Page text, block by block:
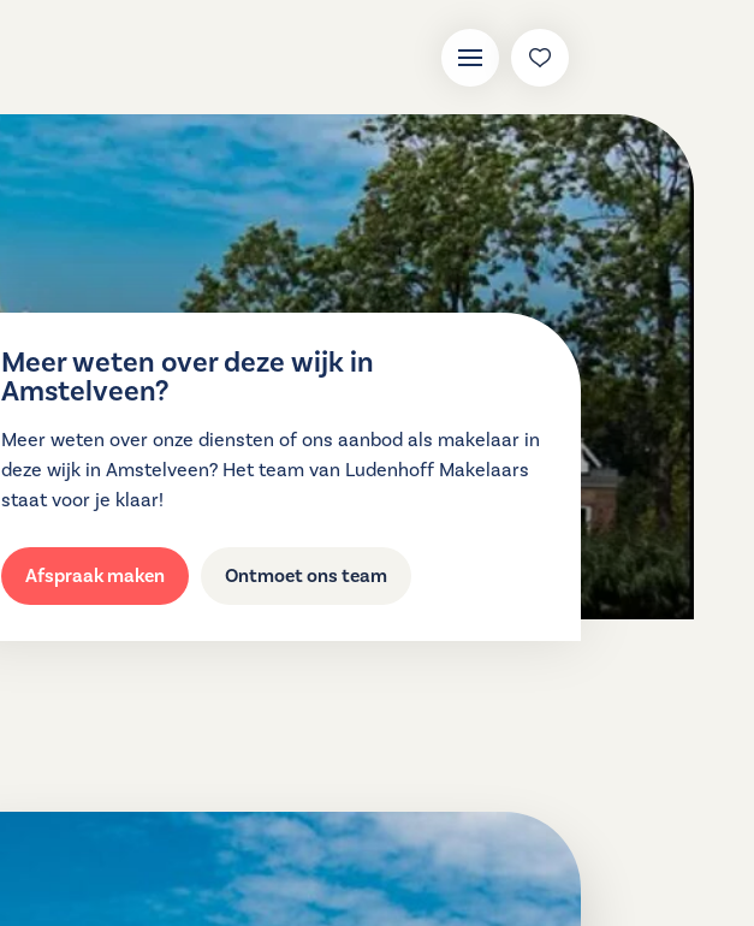
Meer weten over deze wijk in
Amstelveen?
Meer weten over onze diensten of ons aanbod als makelaar in
deze wijk in Amstelveen? Het team van Ludenhoff Makelaars
staat voor je klaar!
Afspraak maken Ontmoet ons team